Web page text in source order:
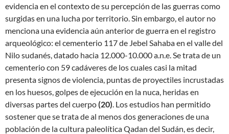
evidencia en el contexto de su percepción de las guerras como
surgidas en una lucha por territorio. Sin embargo, el autor no
menciona una evidencia aún anterior de guerra en el registro
arqueológico: el cementerio 117 de Jebel Sahaba en el valle del
Nilo sudanés, datado hacia 12.000-10.000 a.n.e. Se trata de un
cementerio con 59 cadáveres de los cuales casi la mitad
presenta signos de violencia, puntas de proyectiles incrustadas
en los huesos, golpes de ejecución en la nuca, heridas en
diversas partes del cuerpo(20). Los estudios han permitido
sostener que se trata de al menos dos generaciones de una
población de la cultura paleolítica Qadan del Sudán, es decir,